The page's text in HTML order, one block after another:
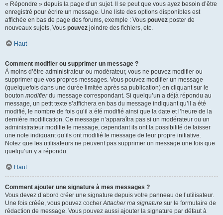
« Répondre » depuis la page d’un sujet. Il se peut que vous ayez besoin d’être
enregistré pour écrire un message. Une liste des options disponibles est
affichée en bas de page des forums, exemple : Vous pouvez poster de
nouveaux sujets, Vous pouvez joindre des fichiers, etc.
Haut
Comment modifier ou supprimer un message ?
À moins d’être administrateur ou modérateur, vous ne pouvez modifier ou
supprimer que vos propres messages. Vous pouvez modifier un message
(quelquefois dans une durée limitée après sa publication) en cliquant sur le
bouton modifierdu message correspondant. Si quelqu’un a déjà répondu au
message, un petit texte s’affichera en bas du message indiquant qu’il a été
modifié, le nombre de fois qu’il a été modifié ainsi que la date et l’heure de la
dernière modification. Ce message n’apparaîtra pas si un modérateur ou un
administrateur modifie le message, cependant ils ont la possibilité de laisser
une note indiquant qu’ils ont modifié le message de leur propre initiative.
Notez que les utilisateurs ne peuvent pas supprimer un message une fois que
quelqu’un y a répondu.
Haut
Comment ajouter une signature à mes messages ?
Vous devez d’abord créer une signature depuis votre panneau de l’utilisateur.
Une fois créée, vous pouvez cocherAttacher ma signature sur le formulaire de
rédaction de message. Vous pouvez aussi ajouter la signature par défaut à